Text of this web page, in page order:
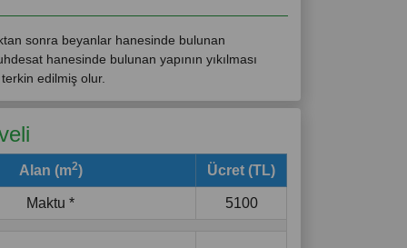
sonra beyanlar hanesinde bulunan
hanesinde bulunan yapının yıkılması
edilmiş olur.
Alan (m2) Ücret (TL)
Maktu * 5100